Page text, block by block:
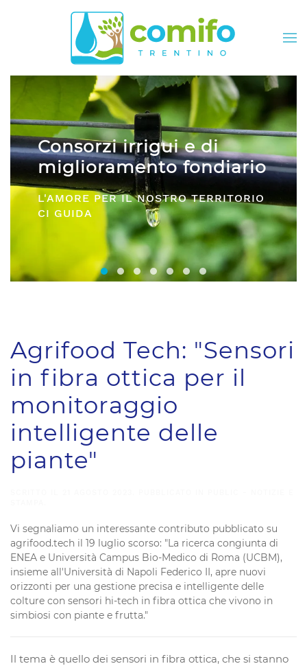
Skip to main content
di
Comifo Trentino
DA OLTRE 40 ANNI,
E SERVIZI PER TUTTI I
Consorzi irrigui e di miglioramento
Comifo Trentino
Consorzi Irrigui e di
La Federazione dei Consorzi
Consorzi Irrigui e di
Consorzi irrigui e di
Consorzi Irrigui e
Agrifood Tech: "Sensori
in fibra ottica per il
monitoraggio
intelligente delle
piante"
Vi segnaliamo un interessante contributo pubblicato su
agrifood.tech il 19 luglio scorso: "La ricerca congiunta di
ENEA e Università Campus Bio-Medico di Roma (UCBM),
insieme all'Università di Napoli Federico II, apre nuovi
orizzonti per una gestione precisa e intelligente delle
colture con sensori hi-tech in fibra ottica che vivono in
simbiosi con piante e frutta."
Il tema è quello dei sensori in fibra ottica, che si stanno